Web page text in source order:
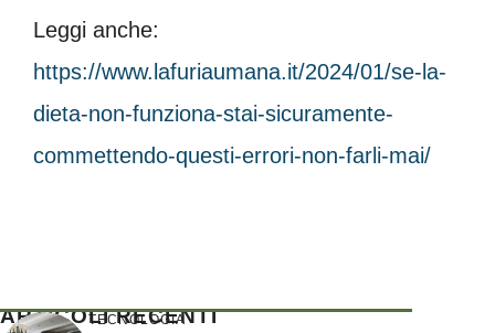
Leggi anche:
https://www.lafuriaumana.it/2024/01/se-la-
dieta-non-funziona-stai-sicuramente-
commettendo-questi-errori-non-farli-mai/
ARTICOLI RECENTI
TECNOLOGIA